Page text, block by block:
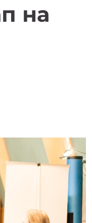
на